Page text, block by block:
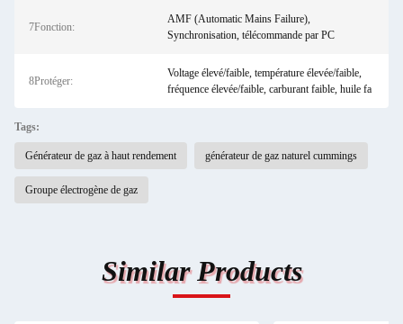
7Fonction:
AMF (Automatic Mains Failure),
Synchronisation, télécommande par PC
8Protéger:
Voltage élevé/faible, température élevée/faible,
fréquence élevée/faible, carburant faible, huile fa
Tags:
Générateur de gaz à haut rendement générateur de gaz naturel cummings
Groupe électrogène de gaz
Similar Products